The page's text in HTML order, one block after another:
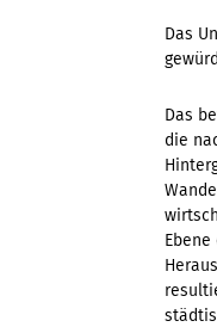
Das
Das
die